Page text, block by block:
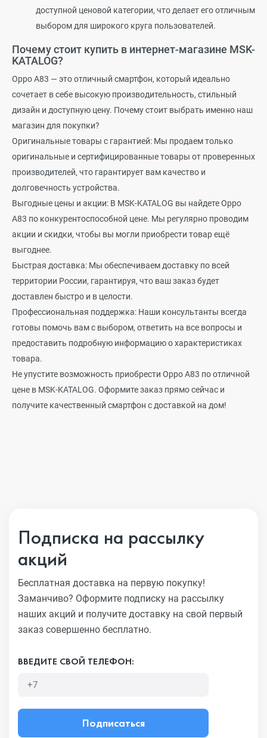
доступной ценовой категории, что делает его отличным
выбором для широкого круга пользователей.
Почему стоит купить в интернет-магазине MSK-
KATALOG?
Oppo A83 — это отличный смартфон, который идеально
сочетает в себе высокую производительность, стильный
дизайн и доступную цену. Почему стоит выбрать именно наш
магазин для покупки?
Оригинальные товары с гарантией: Мы продаем только
оригинальные и сертифицированные товары от проверенных
производителей, что гарантирует вам качество и
долговечность устройства.
Выгодные цены и акции: В MSK-KATALOG вы найдете Oppo
A83 по конкурентоспособной цене. Мы регулярно проводим
акции и скидки, чтобы вы могли приобрести товар ещё
выгоднее.
Быстрая доставка: Мы обеспечиваем доставку по всей
территории России, гарантируя, что ваш заказ будет
доставлен быстро и в целости.
Профессиональная поддержка: Наши консультанты всегда
готовы помочь вам с выбором, ответить на все вопросы и
предоставить подробную информацию о характеристиках
товара.
Не упустите возможность приобрести Oppo A83 по отличной
цене в MSK-KATALOG. Оформите заказ прямо сейчас и
получите качественный смартфон с доставкой на дом!
Подписка на рассылку
акций
Бесплатная доставка на первую покупку!
Заманчиво? Оформите подписку на рассылку
наших акций и получите доставку на свой первый
заказ совершенно бесплатно.
ВВЕДИТЕ СВОЙ ТЕЛЕФОН:
Подписаться